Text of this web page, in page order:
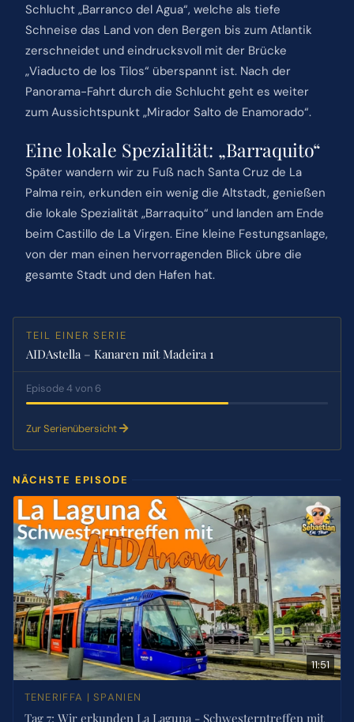
Schlucht „Barranco del Agua“, welche als tiefe
Schneise das Land von den Bergen bis zum Atlantik
zerschneidet und eindrucksvoll mit der Brücke
„Viaducto de los Tilos“ überspannt ist. Nach der
Panorama-Fahrt durch die Schlucht geht es weiter
zum Aussichtspunkt „Mirador Salto de Enamorado“.
Eine lokale Spezialität: „Barraquito“
Später wandern wir zu Fuß nach Santa Cruz de La
Palma rein, erkunden ein wenig die Altstadt, genießen
die lokale Spezialität „Barraquito“ und landen am Ende
beim Castillo de La Virgen. Eine kleine Festungsanlage,
von der man einen hervorragenden Blick übre die
gesamte Stadt und den Hafen hat.
TEIL EINER SERIE
AIDAstella – Kanaren mit Madeira 1
Episode 4 von 6
Zur Serienübersicht
NÄCHSTE EPISODE
11:51
TENERIFFA | SPANIEN
Tag 7: Wir erkunden La Laguna - Schwesterntreffen mit